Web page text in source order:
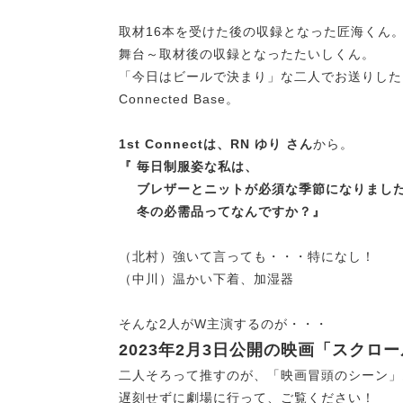
取材16本を受けた後の収録となった匠海くん。
舞台～取材後の収録となったたいしくん。
「今日はビールで決まり」な二人でお送りした
Connected Base。
1st Connectは、RN ゆり さんから。
『 毎日制服姿な私は、
ブレザーとニットが必須な季節になりまし
冬の必需品ってなんですか？』
（北村）強いて言っても・・・特になし！
（中川）温かい下着、加湿器
そんな2人がW主演するのが・・・
2023年2月3日公開の映画「スクロー
二人そろって推すのが、
「映画冒頭のシーン」
遅刻せずに劇場に行って、ご覧ください！